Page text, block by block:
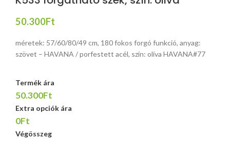
50.300Ft
méretek: 57/60/80/49 cm, 180 fokos forgó funkció, anyag:
szövet – HAVANA / porfestett acél, szín: olíva HAVANA#77
Termék ára
50.300Ft
Extra opciók ára
0Ft
Végösszeg